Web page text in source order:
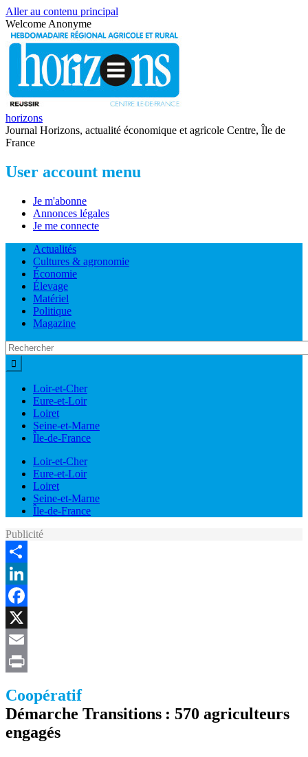
Aller au contenu principal
Welcome Anonyme
horizons
Journal Horizons, actualité économique et agricole Centre, Île de
France
User account menu
Je m'abonne
Annonces légales
Je me connecte
Actualités
Cultures & agronomie
Économie
Élevage
Matériel
Politique
Magazine
Loir-et-Cher
Eure-et-Loir
Loiret
Seine-et-Marne
Île-de-France
Loir-et-Cher
Eure-et-Loir
Loiret
Seine-et-Marne
Île-de-France
Publicité
Share
LinkedIn
Facebook
X
Email
Coopératif
Démarche Transitions : 570 agriculteurs
engagés